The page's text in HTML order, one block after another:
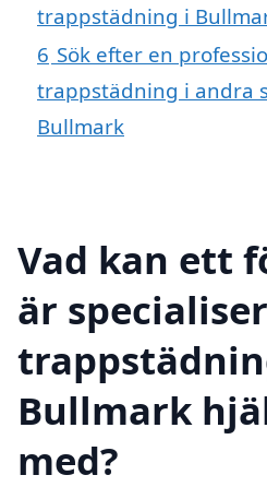
trappstädning i
6 Sök efter en
trappstädning i andra
Bullmark
Vad kan ett
är
Bullmark
med?